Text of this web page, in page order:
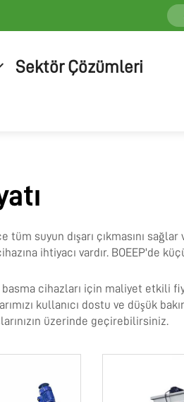
Sektör Çözümleri
suyun dışarı çıkmasını
ihtiyacı vardır. BOEEP'de
basma cihazları için maliyet etkili
kullanıcı dostu ve düşük
üzerinde geçirebilirsiniz.